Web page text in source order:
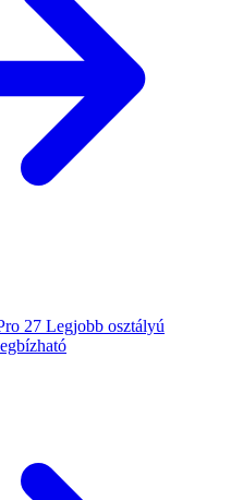
27 Legjobb osztályú